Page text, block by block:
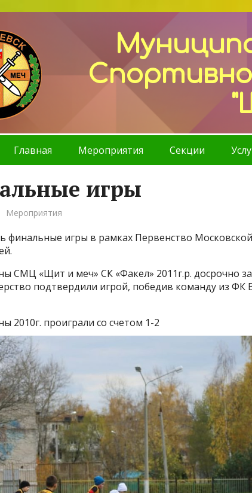
Главная Мероприятия Секции
игры
Мероприятия
финальные игры в рамках Первенство
СМЦ «Щит и меч» СК «Факел» 2011г.р. досрочно
подтвердили игрой, победив команду из ФК
2010г. проиграли со счетом 1-2